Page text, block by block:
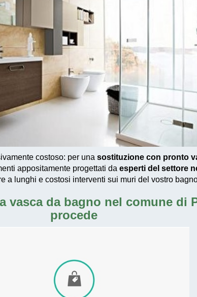
costoso: per una sostituzione con pronto
appositamente progettati da esperti del settore
a lunghi e costosi interventi sui muri del vostro
da bagno nel comune di
procede